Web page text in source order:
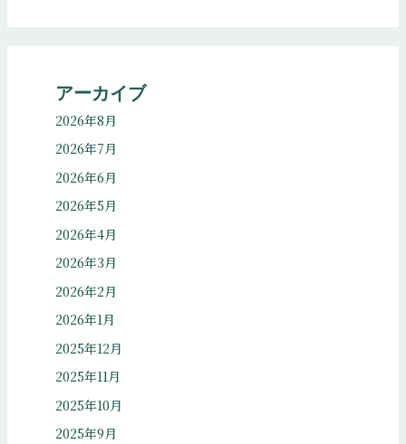
アーカイブ
2026年8月
2026年7月
2026年6月
2026年5月
2026年4月
2026年3月
2026年2月
2026年1月
2025年12月
2025年11月
2025年10月
2025年9月